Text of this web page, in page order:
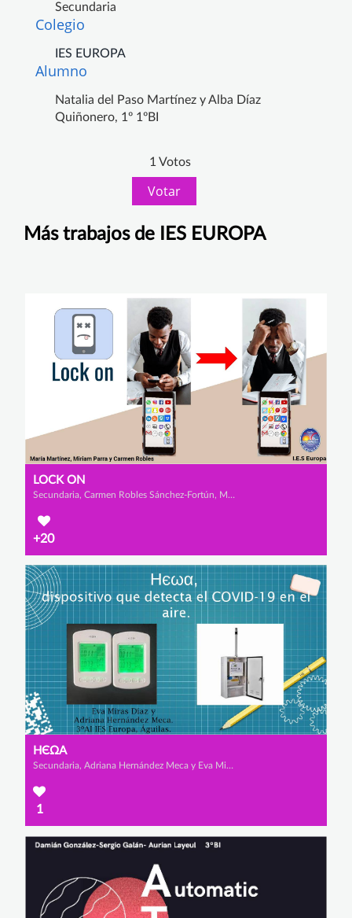
Secundaria
Colegio
IES EUROPA
Alumno
Natalia del Paso Martínez y Alba Díaz
Quiñonero, 1º 1ºBI
1 Votos
Votar
Más trabajos de IES EUROPA
LOCK ON
Secundaria, Carmen Robles Sánchez-Fortún, Miriam Parra Sánchez y María Martínez López
+20
НЄΩΑ
Secundaria, Adriana Hernández Meca y Eva Miras Díaz
1